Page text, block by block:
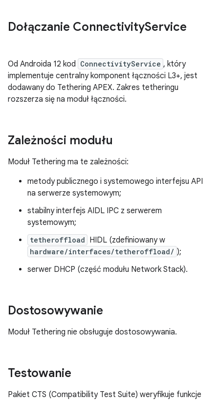
Dołączanie ConnectivityService
Od Androida 12 kod ConnectivityService , który
implementuje centralny komponent łączności L3+, jest
dodawany do Tethering APEX. Zakres tetheringu
rozszerza się na moduł łączności.
Zależności modułu
Moduł Tethering ma te zależności:
metody publicznego i systemowego interfejsu API
na serwerze systemowym;
stabilny interfejs AIDL IPC z serwerem
systemowym;
tetheroffload HIDL (zdefiniowany w
hardware/interfaces/tetheroffload/ );
serwer DHCP (część modułu Network Stack).
Dostosowywanie
Moduł Tethering nie obsługuje dostosowywania.
Testowanie
Pakiet CTS (Compatibility Test Suite) weryfikuje funkcje